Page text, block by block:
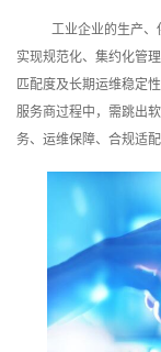
工业企业的生产、
实现规范化、集约化管
匹配度及长期运维稳定
服务商过程中，需跳出
务、运维保障、合规适